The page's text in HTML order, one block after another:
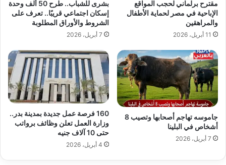
مقترح برلماني لحجب المواقع
الإباحية في مصر لحماية الأطفال
والمراهقين
11 أبريل، 2026
بشرى للشباب.. طرح 50 ألف وحدة
إسكان اجتماعي قريبًا.. تعرف على
الشروط والأوراق المطلوبة
7 أبريل، 2026
جاموسه تهاجم أصحابها وتصيب 8
أشخاص في البلينا
7 أبريل، 2026
160 فرصة عمل جديدة بمدينة بدر..
وزارة العمل تعلن وظائف برواتب
حتى 10 آلاف جنيه
4 أبريل، 2026